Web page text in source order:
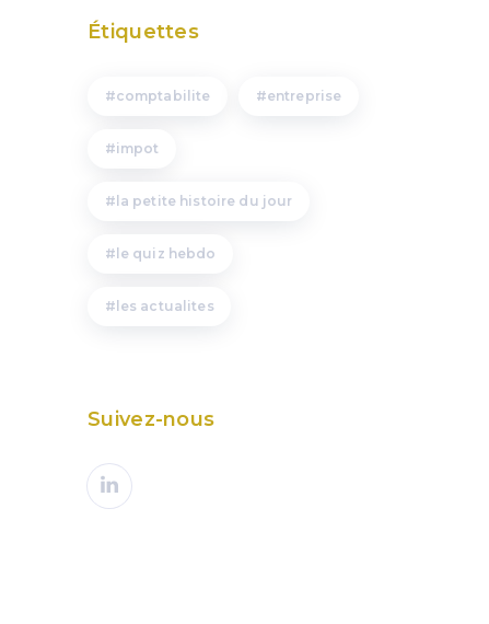
Étiquettes
comptabilite entreprise
impot
la petite histoire du jour
le quiz hebdo
les actualites
Suivez-nous